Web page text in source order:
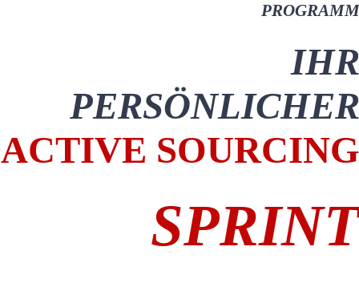
PROGRAMM
IHR
PERSÖNLICHER
ACTIVE SOURCING
SPRINT